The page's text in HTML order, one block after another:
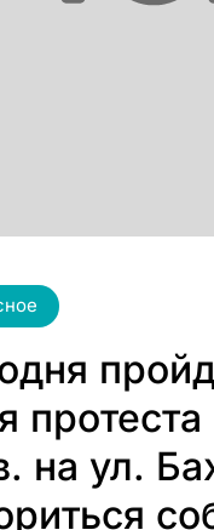
на ул.